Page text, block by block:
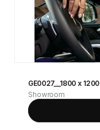
GE0027__1800 x 1200
Showroom